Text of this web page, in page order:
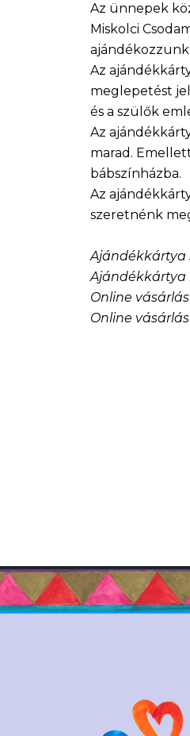
Az ünnepek
Miskolci
Az
meglepetést
és a szülők
Az
marad.
bábszínházba.
Az
szeretnénk
Ajándékkártya
Ajándékkártya
Online
Online